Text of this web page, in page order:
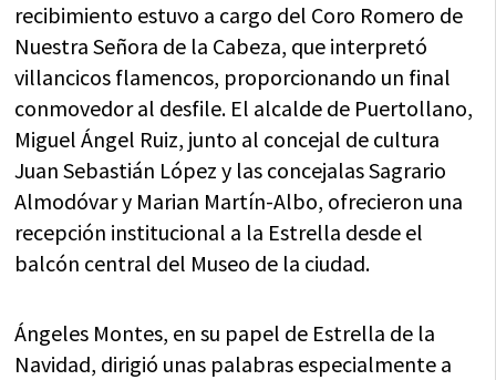
recibimiento estuvo a cargo del Coro Romero de
Nuestra Señora de la Cabeza, que interpretó
villancicos flamencos, proporcionando un final
conmovedor al desfile. El alcalde de Puertollano,
Miguel Ángel Ruiz, junto al concejal de cultura
Juan Sebastián López y las concejalas Sagrario
Almodóvar y Marian Martín-Albo, ofrecieron una
recepción institucional a la Estrella desde el
balcón central del Museo de la ciudad.
Ángeles Montes, en su papel de Estrella de la
Navidad, dirigió unas palabras especialmente a